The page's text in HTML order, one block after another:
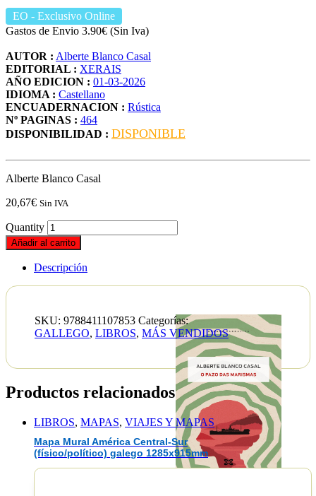
EO - Exclusivo Online
Gastos de Envio 3.90€ (Sin Iva)
AUTOR : Alberte Blanco Casal
EDITORIAL : XERAIS
AÑO EDICION : 01-03-2026
IDIOMA : Castellano
ENCUADERNACION : Rústica
Nº PAGINAS : 464
DISPONIBILIDAD : DISPONIBLE
Alberte Blanco Casal
20,67€ Sin IVA
Quantity
Añadir al carrito
Descripción
SKU: 9788411107853 Categorías:
GALLEGO, LIBROS, MÁS VENDIDOS
Productos relacionados
LIBROS, MAPAS, VIAJES Y MAPAS
Mapa Mural América Central-Sur
(físico/político) galego 1285x915mm